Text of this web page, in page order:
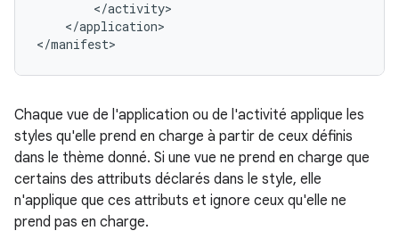
</application>
</manifest>
Chaque vue de l'application ou de l'activité applique les
styles qu'elle prend en charge à partir de ceux définis
dans le thème donné. Si une vue ne prend en charge que
certains des attributs déclarés dans le style, elle
n'applique que ces attributs et ignore ceux qu'elle ne
prend pas en charge.